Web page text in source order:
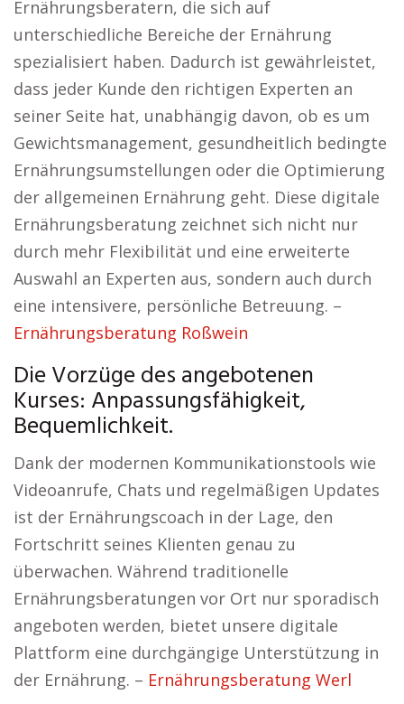
Ernährungsberatern, die sich auf
unterschiedliche Bereiche der Ernährung
spezialisiert haben. Dadurch ist gewährleistet,
dass jeder Kunde den richtigen Experten an
seiner Seite hat, unabhängig davon, ob es um
Gewichtsmanagement, gesundheitlich bedingte
Ernährungsumstellungen oder die Optimierung
der allgemeinen Ernährung geht. Diese digitale
Ernährungsberatung zeichnet sich nicht nur
durch mehr Flexibilität und eine erweiterte
Auswahl an Experten aus, sondern auch durch
eine intensivere, persönliche Betreuung. –
Ernährungsberatung Roßwein
Die Vorzüge des angebotenen
Kurses: Anpassungsfähigkeit,
Bequemlichkeit.
Dank der modernen Kommunikationstools wie
Videoanrufe, Chats und regelmäßigen Updates
ist der Ernährungscoach in der Lage, den
Fortschritt seines Klienten genau zu
überwachen. Während traditionelle
Ernährungsberatungen vor Ort nur sporadisch
angeboten werden, bietet unsere digitale
Plattform eine durchgängige Unterstützung in
der Ernährung. – Ernährungsberatung Werl